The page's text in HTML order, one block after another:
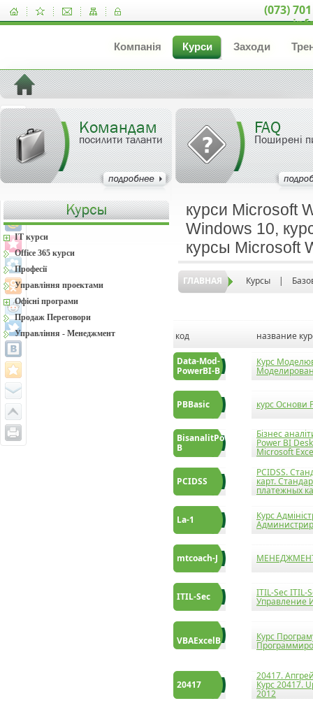
(073)
Компанія Курси Заходи
Командам
посилити таланти
FAQ
Поширені
курси Microsoft
Windows 10,
курсы Microsoft
ГЛАВНАЯ Курсы |
код название
Data-Mod-
PowerBI-B
Курс
PBBasic курс Основи
BisanalitPowerBI-
B
Бізнес
Power BI
Microsoft
PCIDSS
PCIDSS.
карт.
платежных
La-1 Курс
mtcoach-J
ITIL-Sec ITIL-Sec ITIL-
Управление
VBAExcelB Курс
20417
20417.
Курс 20417.
2012
IT курси
Office 365 курси
Професії
Управління проектами
Офісні програми
Продаж Переговори
Управління - Менеджмент